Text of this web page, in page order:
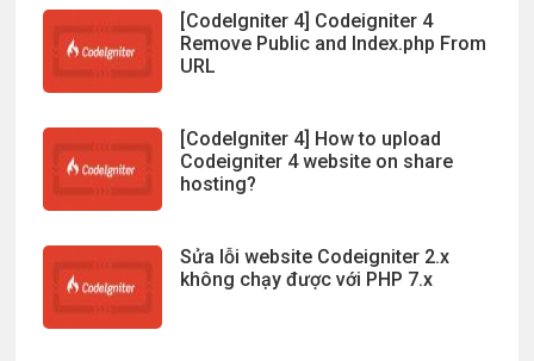
[CodeIgniter 4] Codeigniter 4
Remove Public and Index.php From
URL
[CodeIgniter 4] How to upload
Codeigniter 4 website on share
hosting?
Sửa lỗi website Codeigniter 2.x
không chạy được với PHP 7.x